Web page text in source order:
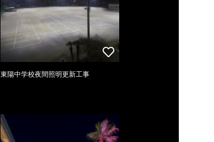
東陽中学校夜間照明更新工事